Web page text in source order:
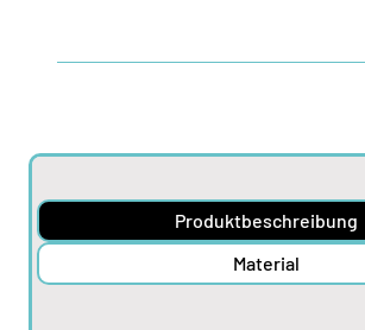
Produktbeschreibung
Material